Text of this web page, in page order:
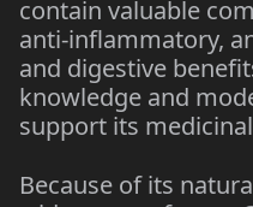
contain valuable
anti-inflammatory,
and digestive
knowledge and
support its
Because of its